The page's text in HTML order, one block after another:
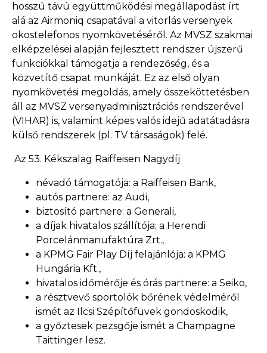
hosszú távú együttműködési megállapodást írt
alá az Airmoniq csapatával a vitorlás versenyek
okostelefonos nyomkövetéséről. Az MVSZ szakmai
elképzelései alapján fejlesztett rendszer újszerű
funkciókkal támogatja a rendezőség, és a
közvetítő csapat munkáját. Ez az első olyan
nyomkövetési megoldás, amely összeköttetésben
áll az MVSZ versenyadminisztrációs rendszerével
(VIHAR) is, valamint képes valós idejű adatátadásra
külső rendszerek (pl. TV társaságok) felé.
Az 53. Kékszalag Raiffeisen Nagydíj
névadó támogatója: a Raiffeisen Bank,
autós partnere: az Audi,
biztosító partnere: a Generali,
a díjak hivatalos szállítója: a Herendi
Porcelánmanufaktúra Zrt.,
a KPMG Fair Play Díj felajánlója: a KPMG
Hungária Kft.,
hivatalos időmérője és órás partnere: a Seiko,
a résztvevő sportolók bőrének védelméről
ismét az Ilcsi Szépítőfüvek gondoskodik,
a győztesek pezsgője ismét a Champagne
Taittinger lesz.